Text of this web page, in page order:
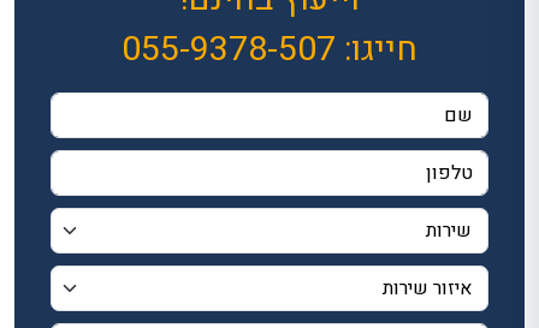
חייגו: 055-9378-507